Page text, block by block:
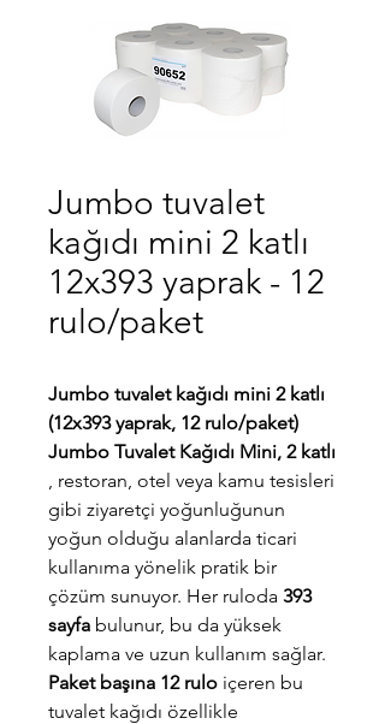
Jumbo tuvalet
kağıdı mini 2 katlı
12x393 yaprak - 12
rulo/paket
Jumbo tuvalet kağıdı mini 2 katlı
(12x393 yaprak, 12 rulo/paket)
Jumbo Tuvalet Kağıdı Mini, 2 katlı
, restoran, otel veya kamu tesisleri
gibi ziyaretçi yoğunluğunun
yoğun olduğu alanlarda ticari
kullanıma yönelik pratik bir
çözüm sunuyor. Her ruloda 393
sayfa bulunur, bu da yüksek
kaplama ve uzun kullanım sağlar.
Paket başına 12 rulo içeren bu
tuvalet kağıdı özellikle